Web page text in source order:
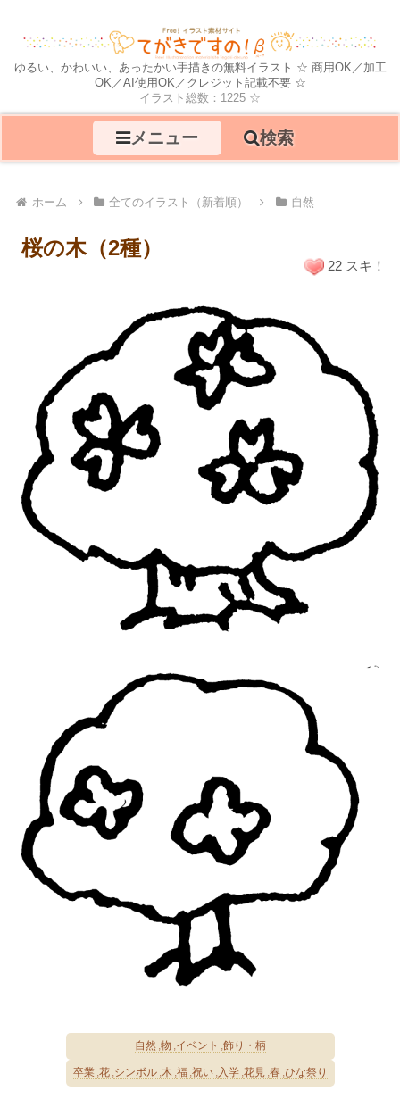
ゆるい、かわいい、あったかい手描きの無料イラスト ☆ 商用OK／加工
OK／AI使用OK／クレジット記載不要 ☆
イラスト総数：1225 ☆
メニュー 検索
ホーム 全てのイラスト（新着順） 自然
桜の木（2種）
自然 物 イベント 飾り・柄
卒業 花 シンボル 木 福 祝い 入学 花見 春 ひな祭り
22 スキ！